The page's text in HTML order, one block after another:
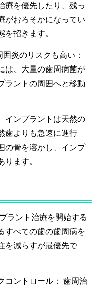
療を優先したり、残っ
がおろそかになってい
を招きます。
炎のリスクも高い：
は、大量の歯周病菌が
ラントの周囲へと移動
インプラントは天然の
歯よりも急速に進行
の骨を溶かし、インプ
ります。
プラント治療を開始する
すべての歯の歯周病を
を減らすが最優先で
コントロール：
歯周治